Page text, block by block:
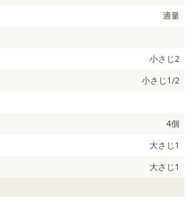
適量
小さじ2
小さじ1/2
4個
大さじ1
大さじ1